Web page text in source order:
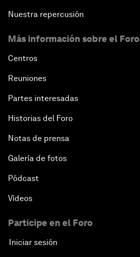
Nuestra repercusión
Más información sobre el Foro
Centros
Reuniones
Partes interesadas
Historias del Foro
Notas de prensa
Galería de fotos
Pódcast
Vídeos
Participe en el Foro
Iniciar sesión